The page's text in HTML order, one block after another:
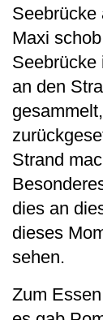
Seebrücke
Maxi
Seebrücke
an den
Strand
dies an
dieses
sehen.
Zum